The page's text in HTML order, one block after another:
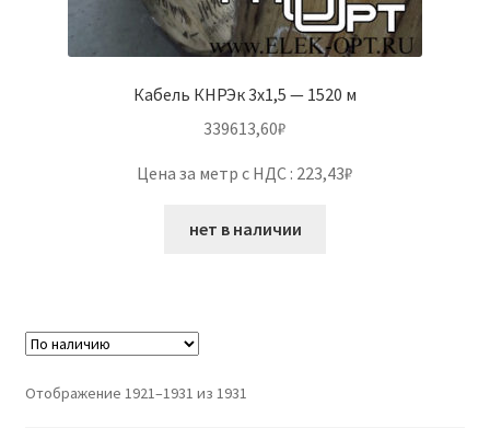
Кабель КНРЭк 3х1,5 — 1520 м
339613,60₽
Цена за метр с НДС : 223,43₽
нет в наличии
Отображение 1921–1931 из 1931